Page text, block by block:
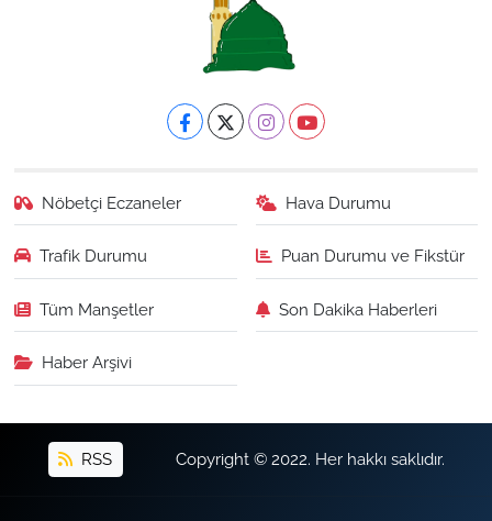
Nöbetçi Eczaneler Hava Durumu
Trafik Durumu Puan Durumu ve Fikstür
Tüm Manşetler Son Dakika Haberleri
Haber Arşivi
RSS Copyright © 2022. Her hakkı saklıdır.